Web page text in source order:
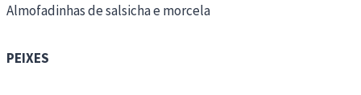
Almofadinhas de salsicha e morcela
PEIXES